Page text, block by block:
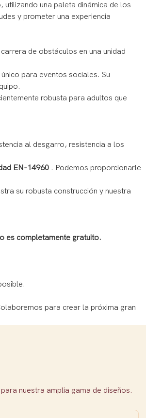
utilizando una paleta dinámica de los
y prometer una experiencia
de obstáculos en una unidad
para eventos sociales. Su
robusta para adultos que
al desgarro, resistencia a los
EN-14960 . Podemos proporcionarle
su robusta construcción y nuestra
es completamente gratuito.
para crear la próxima gran
nuestra amplia gama de diseños.